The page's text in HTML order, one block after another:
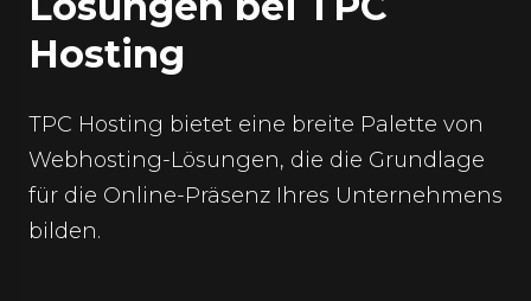
Hosting
TPC Hosting bietet eine breite Palette von
Webhosting-Lösungen, die die Grundlage
für die Online-Präsenz Ihres Unternehmens
bilden.